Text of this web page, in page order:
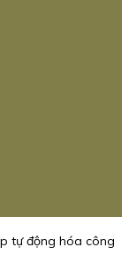
tự động hóa công